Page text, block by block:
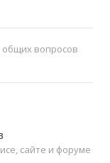
вопросов
сайте и форуме